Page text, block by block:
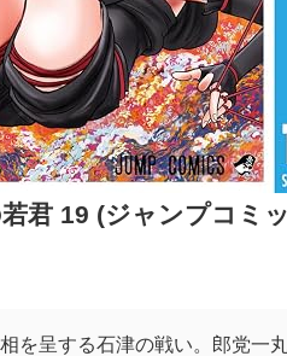
君 19 (ジャンプコミ
を呈する石津の戦い。郎党一